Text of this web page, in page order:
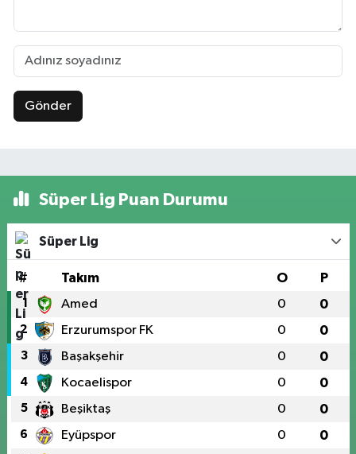
Gönder
Süper Lig Puan Durumu
Süper Lig
# Takım O P
1 Amed 0 0
2 Erzurumspor FK 0 0
3 Başakşehir 0 0
4 Kocaelispor 0 0
5 Beşiktaş 0 0
6 Eyüpspor 0 0